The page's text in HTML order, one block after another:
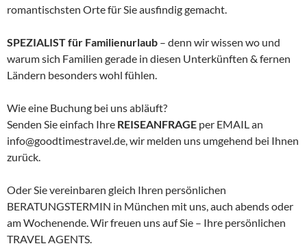
romantischsten Orte für Sie ausfindig gemacht.
SPEZIALIST für Familienurlaub – denn wir wissen wo und
warum sich Familien gerade in diesen Unterkünften & fernen
Ländern besonders wohl fühlen.
Wie eine Buchung bei uns abläuft?
Senden Sie einfach Ihre REISEANFRAGE per EMAIL an
info@goodtimestravel.de, wir melden uns umgehend bei Ihnen
zurück.
Oder Sie vereinbaren gleich Ihren persönlichen
BERATUNGSTERMIN in München mit uns, auch abends oder
am Wochenende. Wir freuen uns auf Sie – Ihre persönlichen
TRAVEL AGENTS.